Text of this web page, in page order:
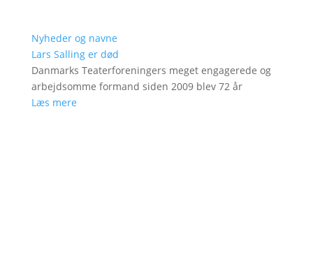
Nyheder og navne
Lars Salling er død
Danmarks Teaterforeningers meget engagerede og
arbejdsomme formand siden 2009 blev 72 år
Læs mere